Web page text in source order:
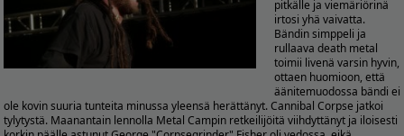
pitkälle ja viemäriörinä
irtosi yhä vaivatta.
Bändin simppeli ja
rullaava death metal
toimii livenä varsin hyvin,
ottaen huomioon, että
äänitemuodossa bändi ei
ole kovin suuria tunteita minussa yleensä herättänyt. Cannibal Corpse jatkoi
tylytystä. Maanantain lennolla Metal Campin retkeilijöitä viihdyttänyt ja iloisesti